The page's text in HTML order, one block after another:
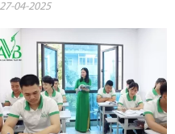
nhanh năm 2025
27-04-2025